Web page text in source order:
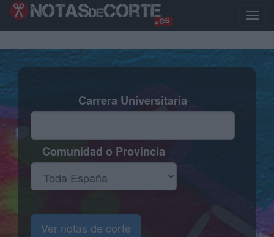
Pasar
Toggle
Carrera Universitaria
Comunidad o Provincia
Ver notas de corte